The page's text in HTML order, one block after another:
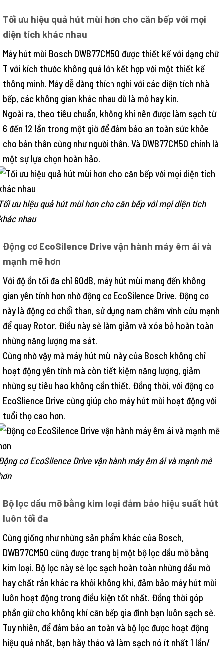
Tối ưu hiệu quả hút mùi hơn cho căn bếp với mọi
diện tích khác nhau
Máy hút mùi Bosch DWB77CM50 được thiết kế với dạng chữ
T với kích thước không quá lớn kết hợp với một thiết kế
thông minh. Máy dễ dàng thích nghi với các diện tích nhà
bếp, các không gian khác nhau dù là mở hay kín.
Ngoài ra, theo tiêu chuẩn, không khí nên được làm sạch từ
6 đến 12 lần trong một giờ để đảm bảo an toàn sức khỏe
cho bản thân cũng như người thân. Và DWB77CM50 chính là
một sự lựa chọn hoàn hảo.
ưu hiệu quả hút mùi hơn cho căn bếp với mọi diện tích
nhau
Động cơ EcoSilence Drive vận hành máy êm ái và
mạnh mẽ hơn
Với độ ồn tối đa chỉ 60dB, máy hút mùi mang đến không
gian yên tính hơn nhờ động cơ EcoSilence Drive. Động cơ
này là động cơ chổi than, sử dụng nam châm vĩnh cửu mạnh
để quay Rotor. Điều này sẽ làm giảm và xóa bỏ hoàn toàn
những năng lượng ma sát.
Cũng nhờ vậy mà máy hút mùi này của Bosch không chỉ
hoạt động yên tĩnh mà còn tiết kiệm năng lượng, giảm
những sự tiêu hao không cần thiết. Đồng thời, với động cơ
EcoSlience Drive cũng giúp cho máy hút mùi hoạt động với
tuổi thọ cao hơn.
cơ EcoSilence Drive vận hành máy êm ái và mạnh mẽ
Bộ lọc dầu mỡ bằng kim loại đảm bảo hiệu suất hút
luôn tối đa
Cũng giống như những sản phẩm khác của Bosch,
DWB77CM50 cũng được trang bị một bộ lọc dầu mỡ bằng
kim loại. Bộ lọc này sẽ lọc sạch hoàn toàn những dầu mỡ
hay chất rắn khác ra khỏi không khí, đảm bảo máy hút mùi
luôn hoạt động trong điều kiện tốt nhất. Đồng thời góp
phần giữ cho không khí căn bếp gia đình bạn luôn sạch sẽ.
Tuy nhiên, để đảm bảo an toàn và bộ lọc được hoạt động
hiệu quả nhất, bạn hãy tháo và làm sạch nó ít nhất 1 lần/